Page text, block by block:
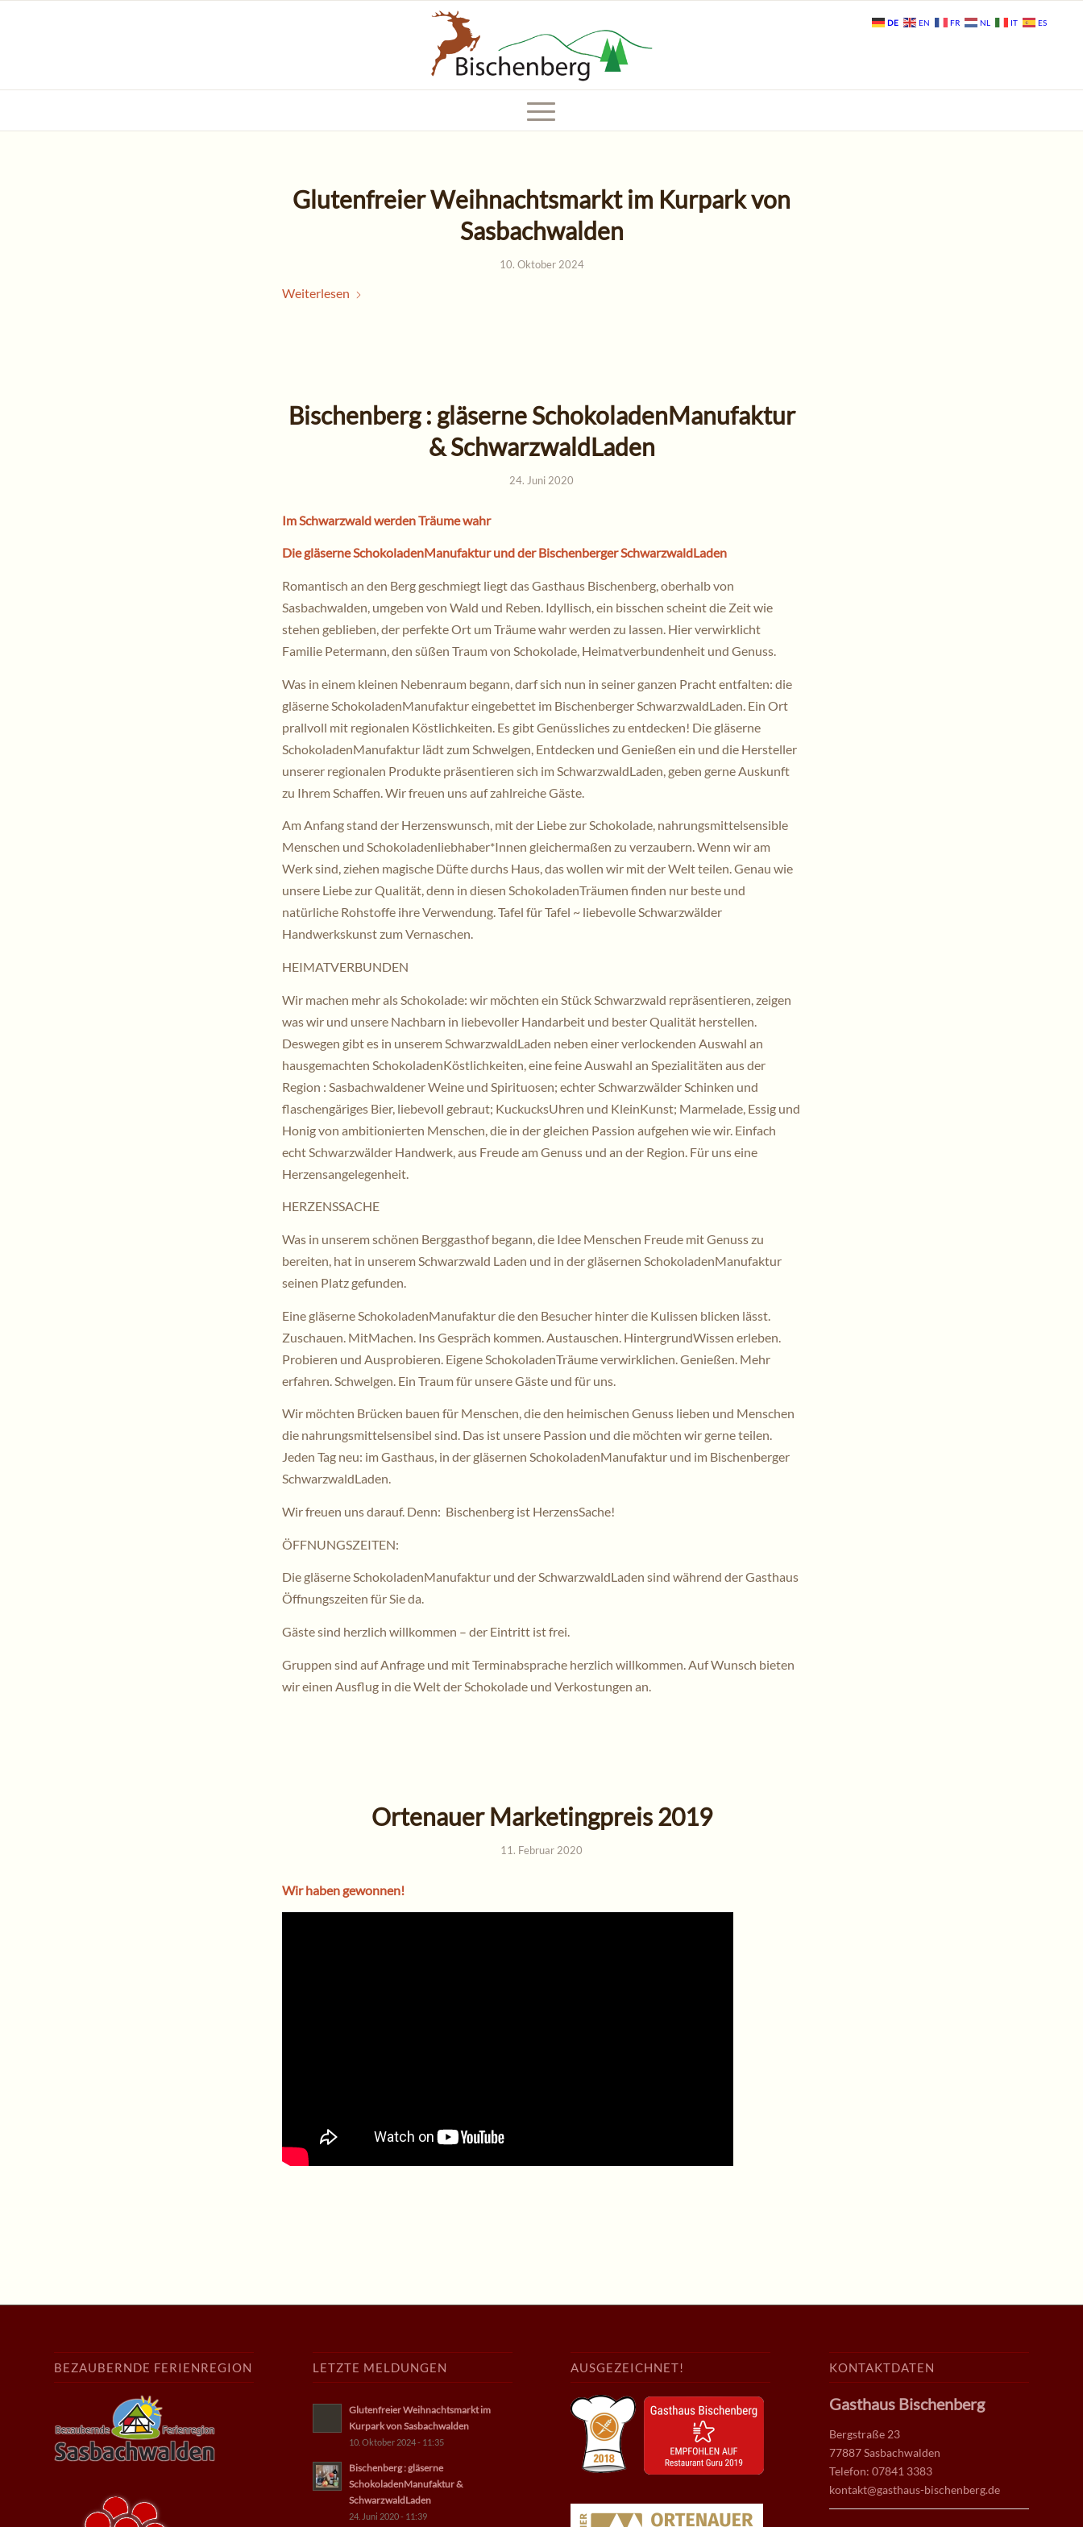
Glutenfreier Weihnachtsmarkt im Kurpark von
Sasbachwalden
10. Oktober 2024
Weiterlesen
Bischenberg : gläserne SchokoladenManufaktur
& SchwarzwaldLaden
24. Juni 2020
Im Schwarzwald werden Träume wahr
Die gläserne SchokoladenManufaktur und der Bischenberger SchwarzwaldLaden
Romantisch an den Berg geschmiegt liegt das Gasthaus Bischenberg, oberhalb von
Sasbachwalden, umgeben von Wald und Reben. Idyllisch, ein bisschen scheint die Zeit wie
stehen geblieben, der perfekte Ort um Träume wahr werden zu lassen. Hier verwirklicht
Familie Petermann, den süßen Traum von Schokolade, Heimatverbundenheit und Genuss.
Was in einem kleinen Nebenraum begann, darf sich nun in seiner ganzen Pracht entfalten: die
gläserne SchokoladenManufaktur eingebettet im Bischenberger SchwarzwaldLaden. Ein Ort
prallvoll mit regionalen Köstlichkeiten. Es gibt Genüssliches zu entdecken! Die gläserne
SchokoladenManufaktur lädt zum Schwelgen, Entdecken und Genießen ein und die Hersteller
unserer regionalen Produkte präsentieren sich im SchwarzwaldLaden, geben gerne Auskunft
zu Ihrem Schaffen. Wir freuen uns auf zahlreiche Gäste.
Am Anfang stand der Herzenswunsch, mit der Liebe zur Schokolade, nahrungsmittelsensible
Menschen und Schokoladenliebhaber*Innen gleichermaßen zu verzaubern. Wenn wir am
Werk sind, ziehen magische Düfte durchs Haus, das wollen wir mit der Welt teilen. Genau wie
unsere Liebe zur Qualität, denn in diesen SchokoladenTräumen finden nur beste und
natürliche Rohstoffe ihre Verwendung. Tafel für Tafel ~ liebevolle Schwarzwälder
Handwerkskunst zum Vernaschen.
HEIMATVERBUNDEN
Wir machen mehr als Schokolade: wir möchten ein Stück Schwarzwald repräsentieren, zeigen
was wir und unsere Nachbarn in liebevoller Handarbeit und bester Qualität herstellen.
Deswegen gibt es in unserem SchwarzwaldLaden neben einer verlockenden Auswahl an
hausgemachten SchokoladenKöstlichkeiten, eine feine Auswahl an Spezialitäten aus der
Region : Sasbachwaldener Weine und Spirituosen; echter Schwarzwälder Schinken und
flaschengäriges Bier, liebevoll gebraut; KuckucksUhren und KleinKunst; Marmelade, Essig und
Honig von ambitionierten Menschen, die in der gleichen Passion aufgehen wie wir. Einfach
echt Schwarzwälder Handwerk, aus Freude am Genuss und an der Region. Für uns eine
Herzensangelegenheit.
HERZENSSACHE
Was in unserem schönen Berggasthof begann, die Idee Menschen Freude mit Genuss zu
bereiten, hat in unserem Schwarzwald Laden und in der gläsernen SchokoladenManufaktur
seinen Platz gefunden.
Eine gläserne SchokoladenManufaktur die den Besucher hinter die Kulissen blicken lässt.
Zuschauen. MitMachen. Ins Gespräch kommen. Austauschen. HintergrundWissen erleben.
Probieren und Ausprobieren. Eigene SchokoladenTräume verwirklichen. Genießen. Mehr
erfahren. Schwelgen. Ein Traum für unsere Gäste und für uns.
Wir möchten Brücken bauen für Menschen, die den heimischen Genuss lieben und Menschen
die nahrungsmittelsensibel sind. Das ist unsere Passion und die möchten wir gerne teilen.
Jeden Tag neu: im Gasthaus, in der gläsernen SchokoladenManufaktur und im Bischenberger
SchwarzwaldLaden.
Wir freuen uns darauf. Denn: Bischenberg ist HerzensSache!
ÖFFNUNGSZEITEN:
Die gläserne SchokoladenManufaktur und der SchwarzwaldLaden sind während der Gasthaus
Öffnungszeiten für Sie da.
Gäste sind herzlich willkommen – der Eintritt ist frei.
Gruppen sind auf Anfrage und mit Terminabsprache herzlich willkommen. Auf Wunsch bieten
wir einen Ausflug in die Welt der Schokolade und Verkostungen an.
Ortenauer Marketingpreis 2019
11. Februar 2020
Wir haben gewonnen!
BEZAUBERNDE FERIENREGION LETZTE MELDUNGEN
Glutenfreier Weihnachtsmarkt im
Kurpark von Sasbachwalden
10. Oktober 2024 - 11:35
Bischenberg : gläserne
SchokoladenManufaktur &
SchwarzwaldLaden
24. Juni 2020 - 11:39
AUSGEZEICHNET! KONTAKTDATEN
Gasthaus Bischenberg
Bergstraße 23
77887 Sasbachwalden
Telefon: 07841 3383
kontakt@gasthaus-bischenberg.de
DE EN FR NL IT ES